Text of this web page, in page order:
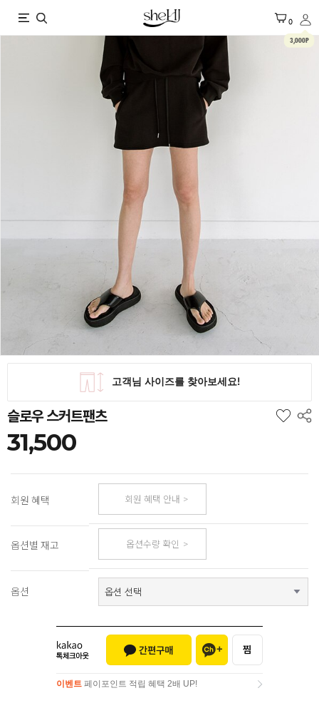
X 0
3,000P
슬로우 스커트팬츠
31,500
회원 혜택 회원 혜택 안내
옵션별 재고 옵션수량 확인
옵션
이벤트 페이포인트 적립 혜택 2배 UP!